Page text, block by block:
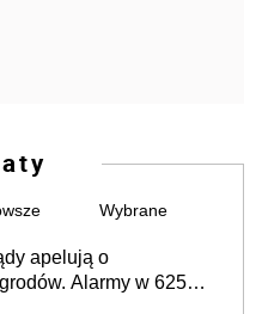
Wybrane
apelują o
Alarmy w 625